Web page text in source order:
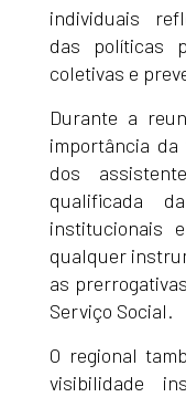
individuais
das políticas
coletivas e
Durante a
importância
dos
qualificada
institucionais
qualquer
as
Serviço Social.
O regional
visibilidade